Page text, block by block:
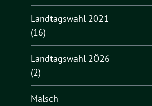
Landtagswahl 2021
(16)
Landtagswahl 2Ö26
(2)
Malsch